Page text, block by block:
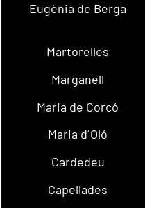
Eugènia de Berga
Martorelles
Marganell
Maria de Corcó
Maria d´Oló
Cardedeu
Capellades